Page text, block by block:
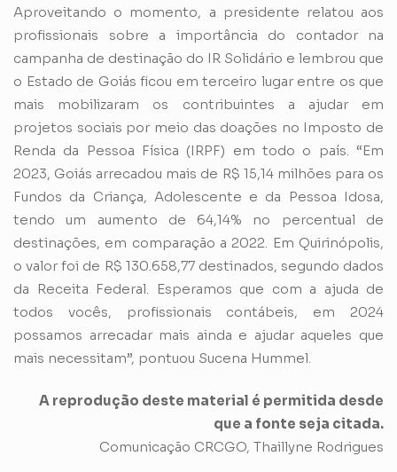
Aproveitando o momento, a presidente relatou aos
profissionais sobre a importância do contador na
campanha de destinação do IR Solidário e lembrou que
o Estado de Goiás ficou em terceiro lugar entre os que
mais mobilizaram os contribuintes a ajudar em
projetos sociais por meio das doações no Imposto de
Renda da Pessoa Física (IRPF) em todo o país. “Em
2023, Goiás arrecadou mais de R$ 15,14 milhões para os
Fundos da Criança, Adolescente e da Pessoa Idosa,
tendo um aumento de 64,14% no percentual de
destinações, em comparação a 2022. Em Quirinópolis,
o valor foi de R$ 130.658,77 destinados, segundo dados
da Receita Federal. Esperamos que com a ajuda de
todos vocês, profissionais contábeis, em 2024
possamos arrecadar mais ainda e ajudar aqueles que
mais necessitam”, pontuou Sucena Hummel.
A reprodução deste material é permitida desde
que a fonte seja citada.
Comunicação CRCGO, Thaillyne Rodrigues